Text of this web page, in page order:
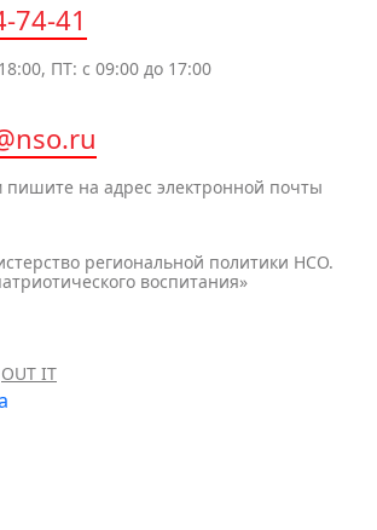
74-41
ПТ: с 09:00 до 17:00
пишите на адрес электронной почты
региональной политики НСО.
воспитания»
OUT IT